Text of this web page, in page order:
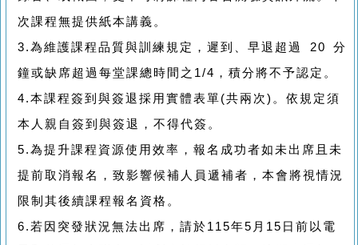
次課程無提供紙本講義。
3.為維護課程品質與訓練規定，遲到、早退超過 20分
鐘或缺席超過每堂課總時間之 1/4 ，積分將不予認定。
4.本課程簽到與簽退採用實體表單(共兩次) 。依規定須
本人親自簽到與簽退，不得代簽。
5.為提升課程資源使用效率，報名成功者如未出席且未
提前取消報名，致影響候補人員遞補者，本會將視情況
限制其後續課程報名資格。
6. 若因突發狀況無法出席，請於115年5 月 15 日前以電